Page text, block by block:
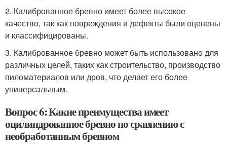
2. Калиброванное бревно имеет более высокое
качество, так как повреждения и дефекты были оценены
и классифицированы.
3. Калиброванное бревно может быть использовано для
различных целей, таких как строительство, производство
пиломатериалов или дров, что делает его более
универсальным.
Вопрос 6: Какие преимущества имеет
оцилиндрованное бревно по сравнению с
необработанным бревном